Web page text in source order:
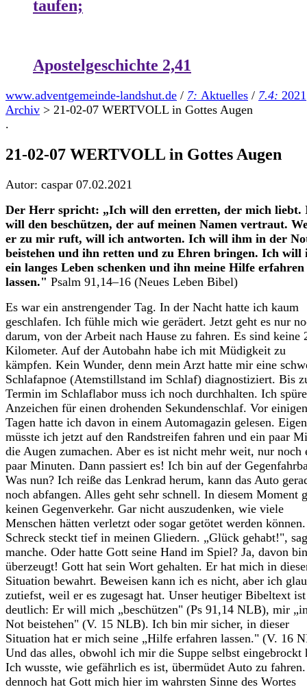
taufen;
Apostelgeschichte 2,41
www.adventgemeinde-landshut.de / 7: Aktuelles / 7.4: 2021
Archiv > 21-02-07 WERTVOLL in Gottes Augen
.
21-02-07 WERTVOLL in Gottes Augen
Autor: caspar 07.02.2021
Der Herr spricht: „Ich will den erretten, der mich liebt.
will den beschützen, der auf meinen Namen vertraut.
er zu mir ruft, will ich antworten. Ich will ihm in der
beistehen und ihn retten und zu Ehren bringen. Ich will
ein langes Leben schenken und ihn meine Hilfe erfahren
lassen." Psalm 91,14–16 (Neues Leben Bibel)
Es war ein anstrengender Tag. In der Nacht hatte ich kaum
geschlafen. Ich fühle mich wie gerädert. Jetzt geht es nur
darum, von der Arbeit nach Hause zu fahren. Es sind keine
Kilometer. Auf der Autobahn habe ich mit Müdigkeit zu
kämpfen. Kein Wunder, denn mein Arzt hatte mir eine
Schlafapnoe (Atemstillstand im Schlaf) diagnostiziert. Bis
Termin im Schlaflabor muss ich noch durchhalten. Ich
Anzeichen für einen drohenden Sekundenschlaf. Vor einigen
Tagen hatte ich davon in einem Automagazin gelesen.
müsste ich jetzt auf den Randstreifen fahren und ein paar
die Augen zumachen. Aber es ist nicht mehr weit, nur noch
paar Minuten. Dann passiert es! Ich bin auf der
Was nun? Ich reiße das Lenkrad herum, kann das Auto
noch abfangen. Alles geht sehr schnell. In diesem Moment
keinen Gegenverkehr. Gar nicht auszudenken, wie viele
Menschen hätten verletzt oder sogar getötet werden
Schreck steckt tief in meinen Gliedern. „Glück gehabt!",
manche. Oder hatte Gott seine Hand im Spiel? Ja, davon
überzeugt! Gott hat sein Wort gehalten. Er hat mich in
Situation bewahrt. Beweisen kann ich es nicht, aber ich
zutiefst, weil er es zugesagt hat. Unser heutiger Bibeltext ist
deutlich: Er will mich „beschützen" (Ps 91,14 NLB), mir
Not beistehen" (V. 15 NLB). Ich bin mir sicher, in dieser
Situation hat er mich seine „Hilfe erfahren lassen." (V. 16
Und das alles, obwohl ich mir die Suppe selbst eingebrockt
Ich wusste, wie gefährlich es ist, übermüdet Auto zu
dennoch hat Gott mich hier im wahrsten Sinne des Wortes